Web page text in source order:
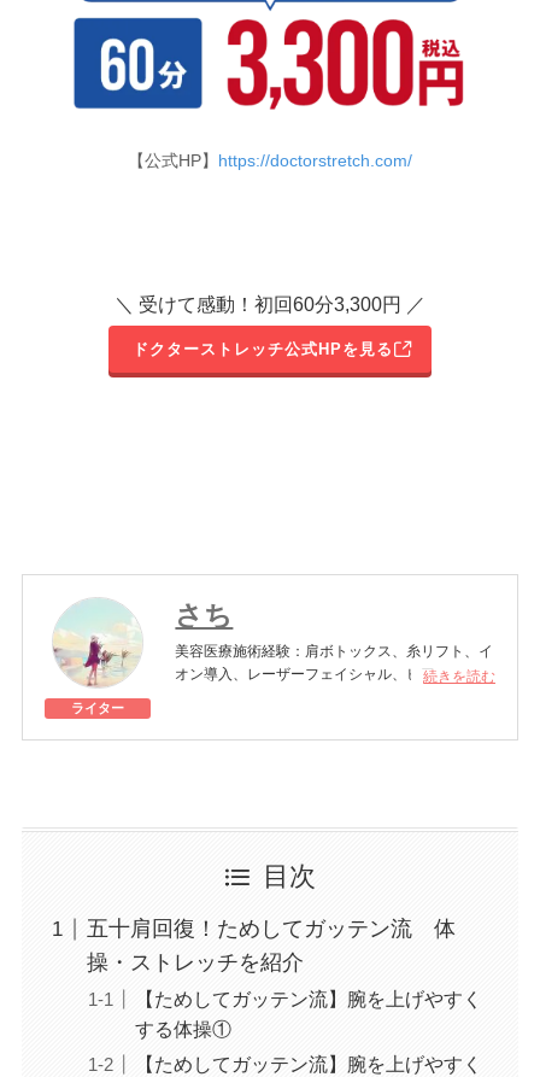
【公式HP】 https://doctorstretch.com/
＼ 受けて感動！初回60分3,300円 ／
ドクターストレッチ公式HPを見る
ライター
さち
美容医療施術経験：肩ボトックス、糸リフト、イ
オン導入、レーザーフェイシャル、ヒアルロン酸
続きを読む
目次
五十肩回復！ためしてガッテン流 体
操・ストレッチを紹介
【ためしてガッテン流】腕を上げやすく
する体操①
【ためしてガッテン流】腕を上げやすく